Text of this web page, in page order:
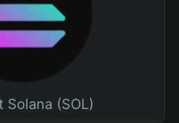
Solana (SOL)